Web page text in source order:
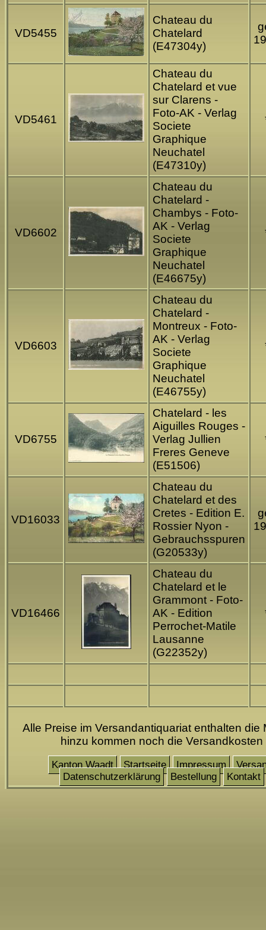
VD5455
Chateau du
Chatelard
(E47304y)
VD5461
Chateau du
Chatelard et vue
sur Clarens -
Foto-AK - Verlag
Societe
Graphique
Neuchatel
(E47310y)
VD6602
Chateau du
Chatelard -
Chambys - Foto-
AK - Verlag
Societe
Graphique
Neuchatel
(E46675y)
VD6603
Chateau du
Chatelard -
Montreux - Foto-
AK - Verlag
Societe
Graphique
Neuchatel
(E46755y)
VD6755
Chatelard - les
Aiguilles Rouges -
Verlag Jullien
Freres Geneve
(E51506)
VD16033
Chateau du
Chatelard et des
Cretes - Edition E.
Rossier Nyon -
Gebrauchsspuren
(G20533y)
VD16466
Chateau du
Chatelard et le
Grammont - Foto-
AK - Edition
Perrochet-Matile
Lausanne
(G22352y)
Alle Preise im Versandantiquariat enthalten die
hinzu kommen noch die Versandkosten
Kanton Waadt Startseite Impressum
Datenschutzerklärung
Bestellung Kontakt